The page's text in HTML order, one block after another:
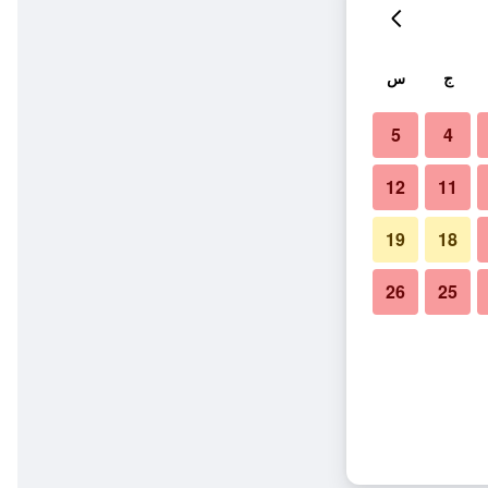
ج س
4
5
11
12
18
19
25
26